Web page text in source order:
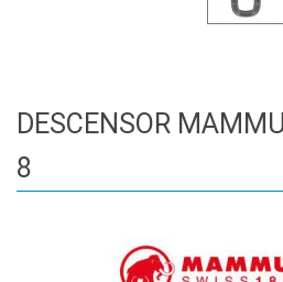
DESCENSOR
8